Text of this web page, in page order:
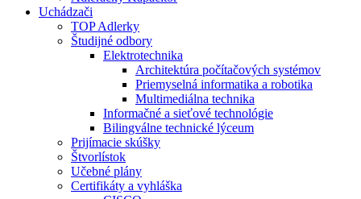
Uchádzači
TOP Adlerky
Študijné odbory
Elektrotechnika
Architektúra počítačových systémov
Priemyselná informatika a robotika
Multimediálna technika
Informačné a sieťové technológie
Bilingválne technické lýceum
Prijímacie skúšky
Štvorlístok
Učebné plány
Certifikáty a vyhláška